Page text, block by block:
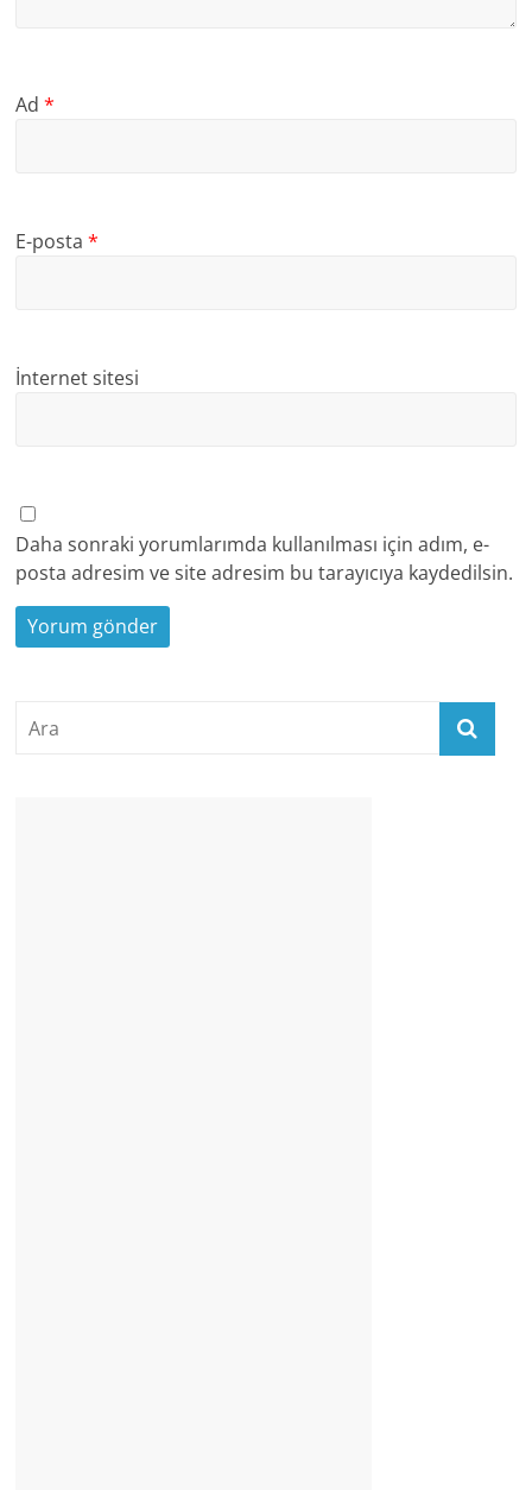
Ad*
E-posta*
İnternet sitesi
Daha sonraki yorumlarımda kullanılması için adım, e-
posta adresim ve site adresim bu tarayıcıya kaydedilsin.